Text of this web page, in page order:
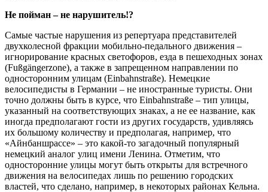
Не пойман – не нарушитель!?
Самые частые нарушения из репертуара представителей
двухколесной фракции мобильно-педального движения –
игнорирование красных светофоров, езда в пешеходных зонах
(Fußgängerzone), а также в запрещенном направлении по
односторонним улицам (Einbahnstraße). Немецкие
велосипедисты в Германии – не иностранные туристы. Они
точно должны быть в курсе, что Einbahnstraße – тип улицы,
указанный на соответствующих знаках, а не ее название, как
иногда предполагают гости из других государств, удивляясь
их большому количеству и предполагая, например, что
«Айнбаншрассе» – это какой-то загадочный популярный
немецкий аналог улиц имени Ленина. Отметим, что
односторонние улицы могут быть открыты для встречного
движения на велосипедах лишь по решению городских
властей, что сделано, например, в некоторых районах Кельна.